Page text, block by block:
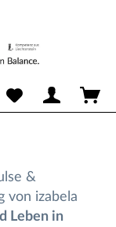
&
von izabela
Leben in